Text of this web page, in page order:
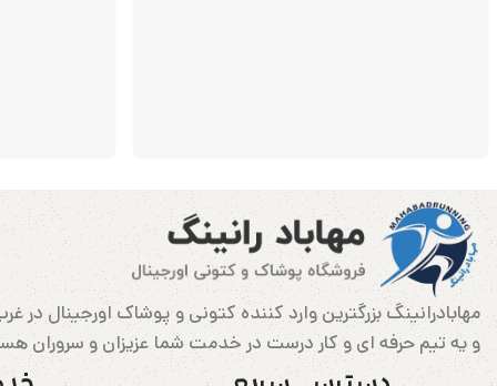
و یه تیم حرفه ای و کار درست در خدمت شما عزیزان و سروران